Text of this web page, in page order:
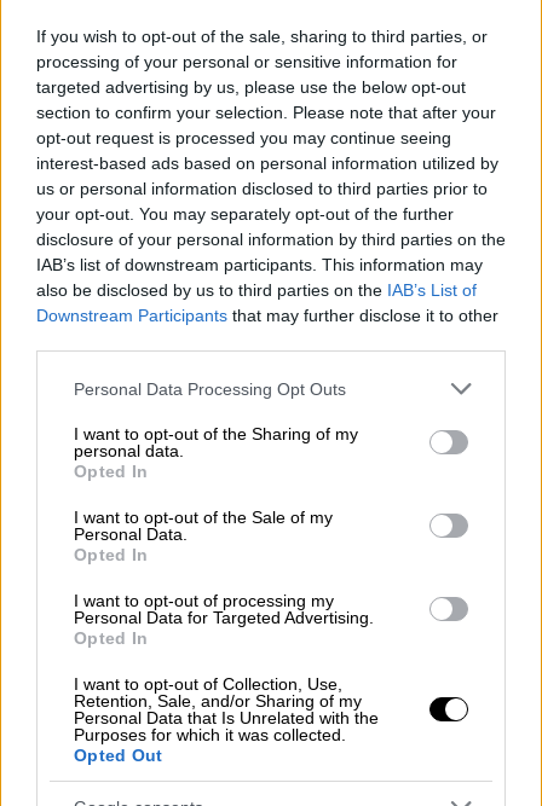
If you wish to opt-out of the sale, sharing to third parties, or
processing of your personal or sensitive information for
targeted advertising by us, please use the below opt-out
section to confirm your selection. Please note that after your
opt-out request is processed you may continue seeing
interest-based ads based on personal information utilized by
us or personal information disclosed to third parties prior to
your opt-out. You may separately opt-out of the further
disclosure of your personal information by third parties on the
IAB’s list of downstream participants. This information may
also be disclosed by us to third parties on the IAB’s List of
Downstream Participants that may further disclose it to other
Please note that this website/app uses one or more Google
not limited to your visit or usage behaviour. You may click to
grant or deny consent to Google and its third-party tags to
use your data for below specified purposes in below Google
consent section.
Personal Data Processing Opt Outs
I want to opt-out of the Sharing of my
personal data.
Opted In
I want to opt-out of the Sale of my
Personal Data.
Opted In
I want to opt-out of processing my
Personal Data for Targeted Advertising.
Opted In
I want to opt-out of Collection, Use,
Retention, Sale, and/or Sharing of my
Personal Data that Is Unrelated with the
Purposes for which it was collected.
Opted Out
νοσηλεύονταιδιασωληνωμένοιείναι
657 (60.1% άνδρες).
Η διάμεση ηλικία τους είναι 64 έτη. To
80.8% έχει υποκείμενο νόσημα ή/και
ηλικία 70 ετών και άνω.
Μεταξύ των ασθενών που νοσηλεύονται
διασωληνωμένοι,526 (80.06%)είναι
ανεμβολίαστοι ή μερικώς
εμβολιασμένοικαι131 (19.94%)είναι
πλήρως εμβολιασμένοι. Από την αρχή
της πανδημίας έχουν εξέλθει από τις
ΜΕΘ 3.504 ασθενείς.
Οι εισαγωγές νέων ασθενών Covid-19
στα νοσοκομεία της επικράτειας είναι
415 (ημερήσια μεταβολή -17.33%).
Ο μέσος όρος εισαγωγών του
επταημέρου είναι
38 έτη (εύρος 0.2 έως 106 έτη), ενώ η
διάμεση ηλικία των θανόντων είναι 78
έτη (εύρος 0.2 έως 106 έτη).